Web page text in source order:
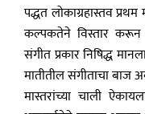
पद्धत लोकाग्रहास्तव
कल्पकतेने विस्तार करून
संगीत प्रकार निषिद्ध
मातीतील संगीताचा
मास्तरांच्या चाली